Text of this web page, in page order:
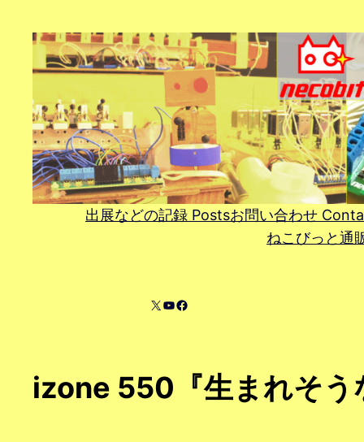
出展などの記録 Postsお問い合わせ
ねこびっと通
X YouTube
Facebook
izone 550『生まれそう